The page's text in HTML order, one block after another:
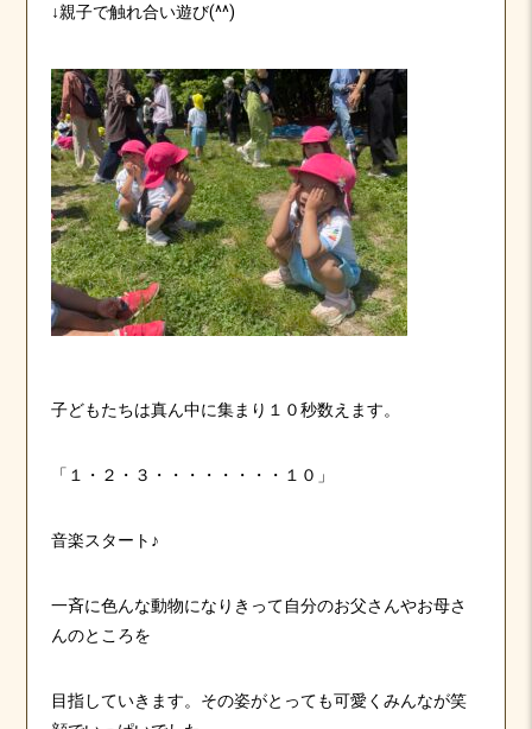
↓親子で触れ合い遊び(^^)
子どもたちは真ん中に集まり１０秒数えます。
「１・２・３・・・・・・・・１０」
音楽スタート♪
一斉に色んな動物になりきって自分のお父さんやお母さ
んのところを
目指していきます。その姿がとっても可愛くみんなが笑